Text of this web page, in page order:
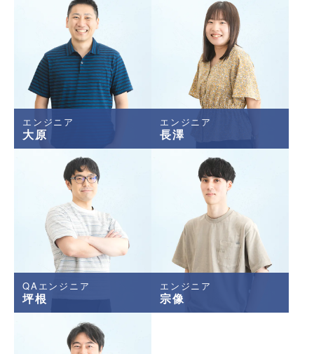
エンジニア
大原
エンジニア
長澤
QAエンジニア
坪根
エンジニア
宗像